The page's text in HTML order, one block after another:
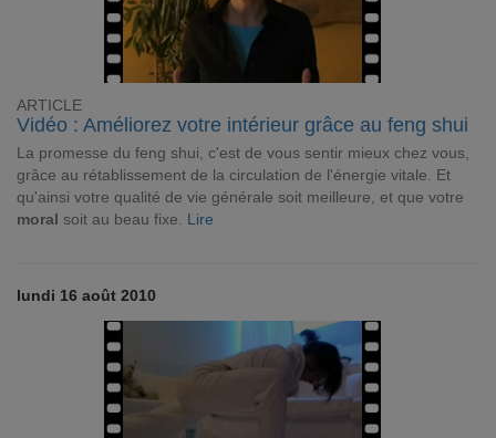
ARTICLE
Vidéo : Améliorez votre intérieur grâce au feng shui
La promesse du feng shui, c'est de vous sentir mieux chez vous,
grâce au rétablissement de la circulation de l'énergie vitale. Et
qu'ainsi votre qualité de vie générale soit meilleure, et que votre
moral soit au beau fixe. Lire
lundi 16 août 2010